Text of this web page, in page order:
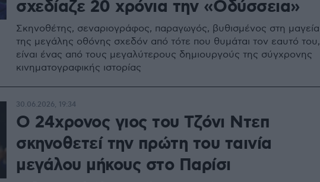
σχεδίαζε 20 χρόνια την «Οδύσσεια»
Σκηνοθέτης, σεναριογράφος, παραγωγός, βυθισμένος στη μαγεία
της μεγάλης οθόνης σχεδόν από τότε που θυμάται τον εαυτό του,
είναι ένας από τους μεγαλύτερους δημιουργούς της σύγχρονης
κινηματογραφικής ιστορίας
Ο 24χρονος γιος του Τζόνι Ντεπ
σκηνοθετεί την πρώτη του ταινία
μεγάλου μήκους στο Παρίσι
30.06.2026, 19:34